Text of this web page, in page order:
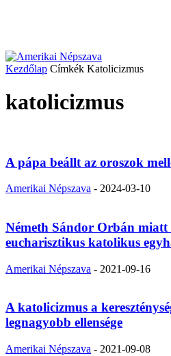
Kezdőlap Címkék Katolicizmus
katolicizmus
A pápa beállt az oroszok
Amerikai Népszava - 2024-03-10
Németh Sándor Orbán miatt
eucharisztikus katolikus
Amerikai Népszava - 2021-09-16
A katolicizmus a
legnagyobb ellensége
Amerikai Népszava - 2021-09-08